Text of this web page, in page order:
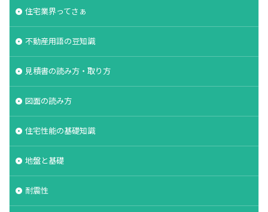
住宅業界ってさぁ
不動産用語の豆知識
見積書の読み方・取り方
図面の読み方
住宅性能の基礎知識
地盤と基礎
耐震性